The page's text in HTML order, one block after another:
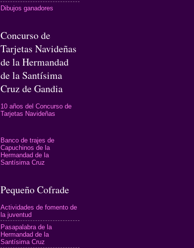
Dibujos ganadores
Concurso de
Tarjetas Navideñas
de la Hermandad
de la Santísima
Cruz de Gandia
10 años del Concurso de
Tarjetas Navideñas
Banco de trajes de
Capuchinos de la
Hermandad de la
Santísima Cruz
Pequeño Cofrade
Actividades de fomento de
la juventud
Pasapalabra de la
Hermandad de la
Santísima Cruz